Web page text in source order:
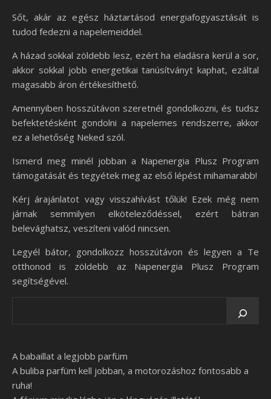
Sőt, akár az egész háztartásod energiafogyasztását is
tudod fedezni a napelemeiddel.
A házad sokkal zöldebb lesz, ezért ha eladásra kerül a sor,
akkor sokkal jobb energetikai tanúsítványt kaphat, ezáltal
magasabb áron értékesíthető.
Amennyiben hosszútávon szeretnél gondolkozni, és tudsz
befektetésként gondolni a napelemes rendszerre, akkor
ez a lehetőség Neked szól.
Ismerd meg minél jobban a Napenergia Plusz Program
támogatását és tegyétek meg az első lépést mihamarabb!
Kérj árajánlatot vagy visszahívást tőlük! Ezek még nem
járnak semmilyen elköteleződéssel, ezért bátran
belevághatsz, veszíteni valód nincsen.
Legyél bátor, gondolkozz hosszútávon és legyen a Te
otthonod is zöldebb az Napenergia Plusz Program
segítségével.
A babaillat a legjobb parfüm
A buliba parfüm kell jobban, a motorozáshoz fontosabb a
ruha!